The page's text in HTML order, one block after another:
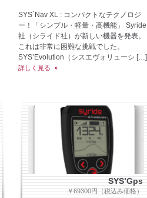
SYS`Nav XL : コンパクトなテクノロジ
ー！「シンプル・軽量・高機能」 Syride
社（シライド社）が新しい機器を発表。
これは非常に困難な挑戦でした。
SYS’Evolution（シスエヴォリューシ […]
詳しく見る
SYS’Gps
￥69300円（税込み価格）